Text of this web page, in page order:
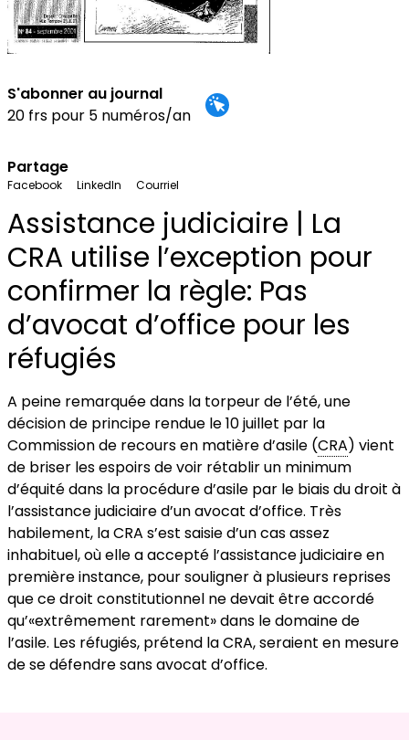
S'abonner au journal
20 frs pour 5 numéros/an
Partage
Facebook LinkedIn Courriel
Assistance judiciaire | La
CRA utilise l’exception pour
confirmer la règle: Pas
d’avocat d’office pour les
réfugiés
A peine remarquée dans la torpeur de l’été, une
décision de principe rendue le 10 juillet par la
Commission de recours en matière d’asile (CRA) vient
de briser les espoirs de voir rétablir un minimum
d’équité dans la procédure d’asile par le biais du droit à
l’assistance judiciaire d’un avocat d’office. Très
habilement, la CRA s’est saisie d’un cas assez
inhabituel, où elle a accepté l’assistance judiciaire en
première instance, pour souligner à plusieurs reprises
que ce droit constitutionnel ne devait être accordé
qu’«extrêmement rarement» dans le domaine de
l’asile. Les réfugiés, prétend la CRA, seraient en mesure
de se défendre sans avocat d’office.